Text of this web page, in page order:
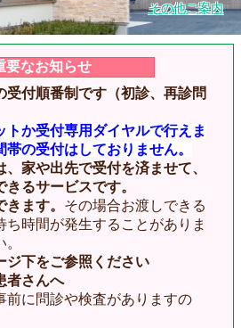
その他ご案内
要なお知らせ
付順番制です（初診、再診問
トか受付専用ダイヤルで行えま
の受付はしておりません。
家や出先で受付を済ませて、
るサービスです。
ます。 その場合お渡しできる
時間が発生することがありま
ジ下をご参照ください
者さんへ
前に問診や検査がありますの